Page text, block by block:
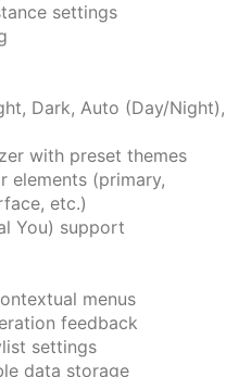
settings
Dark, Auto (Day/Night),
with preset themes
elements (primary,
etc.)
You) support
menus
feedback
settings
data storage